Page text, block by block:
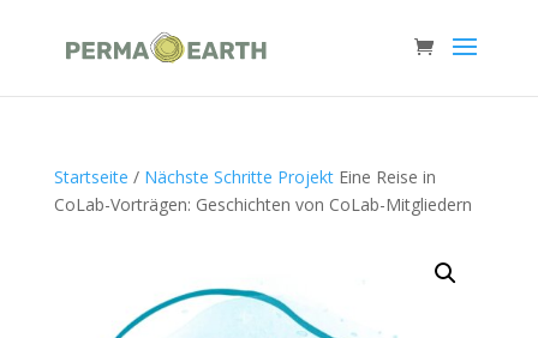
Startseite / Nächste Schritte ProjektEine Reise in
CoLab-Vorträgen: Geschichten von CoLab-Mitgliedern